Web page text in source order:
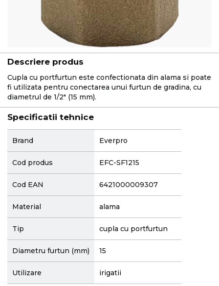
Descriere produs
Cupla cu portfurtun este confectionata din alama si poate
fi utilizata pentru conectarea unui furtun de gradina, cu
diametrul de 1/2" (15 mm).
Specificatii tehnice
Brand Everpro
Cod produs EFC-SF1215
Cod EAN 6421000009307
Material alama
Tip cupla cu portfurtun
Diametru furtun (mm) 15
Utilizare irigatii